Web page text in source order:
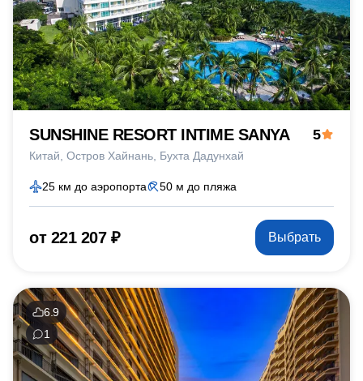
SUNSHINE RESORT INTIME SANYA
Китай Остров Хайнань Бухта Дадунхай
5
25 км до аэропорта 50 м до пляжа
от 221 207 ₽ Выбрать
6.9
1